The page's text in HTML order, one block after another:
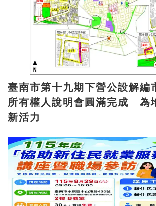
臺南市第十九期下營公設解編
所有權人說明會圓滿完成 為
新活力